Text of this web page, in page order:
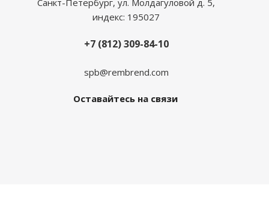
Санкт-Петербург, ул. Молдагуловой д. 5,
индекс: 195027
+7 (812) 309-84-10
spb@rembrend.com
Оставайтесь на связи